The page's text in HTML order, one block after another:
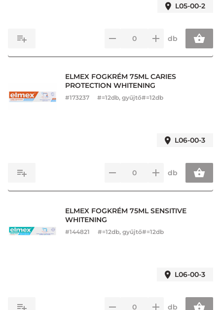
L05-00-2
db
ELMEX FOGKRÉM 75ML CARIES
PROTECTION WHITENING
#173237 #=12db, gyűjtő#=12db
L06-00-3
db
ELMEX FOGKRÉM 75ML SENSITIVE
WHITENING
#144821 #=12db, gyűjtő#=12db
L06-00-3
db